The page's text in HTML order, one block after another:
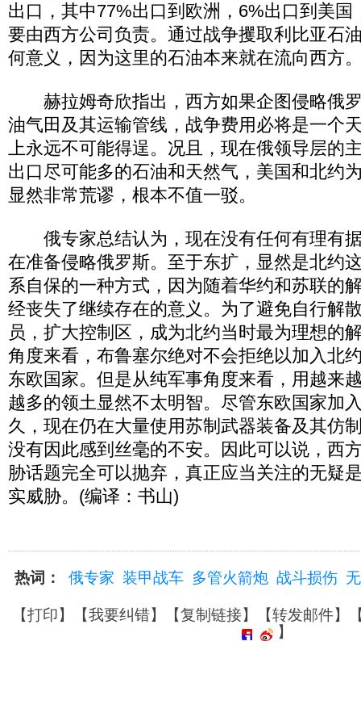
出口，其中77%出口到欧洲，6%出口到美国
要由西方公司负责。通过战争攫取利比亚石
何意义，因为这里的石油本来就在流向西方
赫拉姆奇欣指出，西方如果企图侵略俄
油气田及其运输管线，战争费用必将是一个
上永远不可能得逞。况且，现在俄领导层的
出口尽可能多的石油和天然气，美国和北约
显然非常荒谬，根本不值一驳。
俄专家总结认为，现在没有任何有理有
在准备侵略俄罗斯。至于东扩，显然是北约
系自保的一种方式，因为随着华约和苏联的
经丧失了继续存在的意义。为了避免自行解
员，扩大控制区，成为北约当时最为理想的
角度来看，布鲁塞尔绝对不会拒绝以加入北
东欧国家。但是从纯军事角度来看，用越来
越多的领土显然不太明智。尽管东欧国家加
久，现在仍在大量使用苏制武器装备及其仿
没有因此感到丝毫的不安。因此可以说，西
胁话题完全可以抛弃，真正应当关注的无疑
实威胁。(编译：书山)
热词： 俄专家 装甲战车 多管火箭炮 战斗损伤
【打印】【我要纠错】【复制链接】【转发邮件】
】